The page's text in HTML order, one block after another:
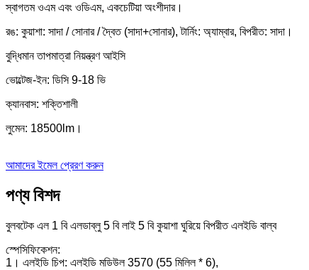
স্বাগতম ওএম এবং ওডিএম, একচেটিয়া অংশীদার।
রঙ: কুয়াশা: সাদা / সোনার / দ্বৈত (সাদা+সোনার), টার্নিং: অ্যাম্বার, বিপরীত: সাদা।
বুদ্ধিমান তাপমাত্রা নিয়ন্ত্রণ আইসি
ভোল্টেজ-ইন: ডিসি 9-18 ভি
ক্যানবাস: শক্তিশালী
লুমেন: 18500lm।
আমাদের ইমেল প্রেরণ করুন
পণ্য বিশদ
বুলবটেক এল 1 বি এলডাব্লু 5 বি লাই 5 বি কুয়াশা ঘুরিয়ে বিপরীত এলইডি বাল্ব
স্পেসিফিকেশন:
1। এলইডি চিপ: এলইডি মডিউল 3570 (55 মিলিল * 6),